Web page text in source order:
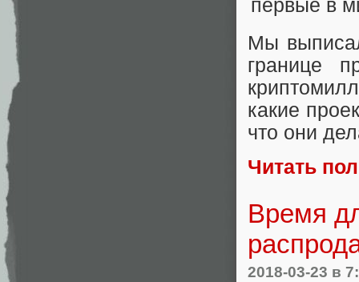
Мы
границе
какие
что они
Читать
Время
2018-03-23 в